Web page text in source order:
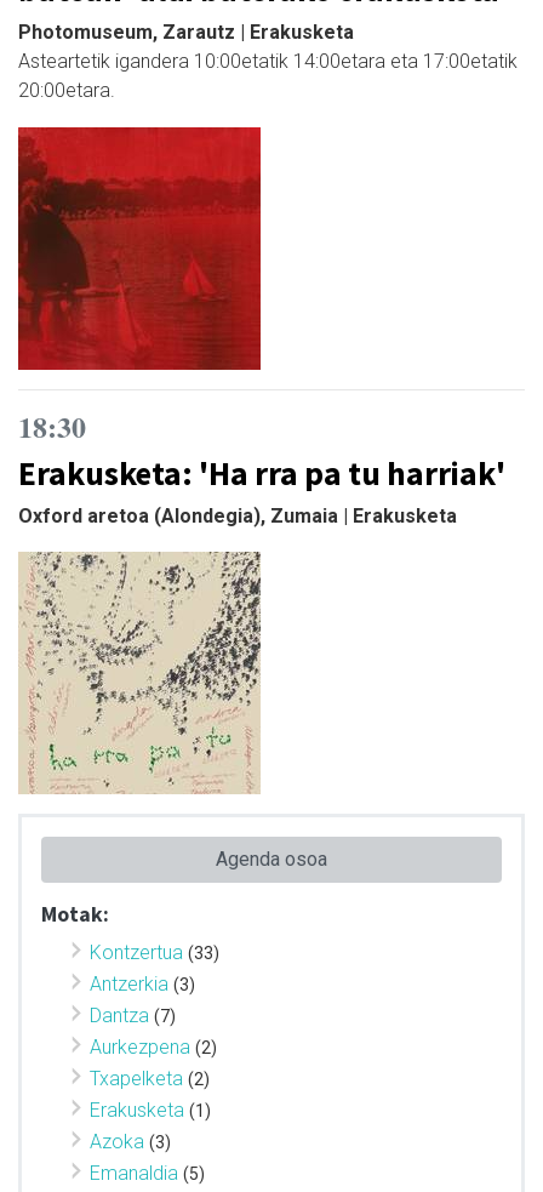
Photomuseum, Zarautz | Erakusketa
Asteartetik igandera 10:00etatik 14:00etara eta 17:00etatik
20:00etara.
18:30
Erakusketa: 'Ha rra pa tu harriak'
Oxford aretoa (Alondegia), Zumaia | Erakusketa
Agenda osoa
Motak:
Kontzertua (33)
Antzerkia (3)
Dantza (7)
Aurkezpena (2)
Txapelketa (2)
Erakusketa (1)
Azoka (3)
Emanaldia (5)